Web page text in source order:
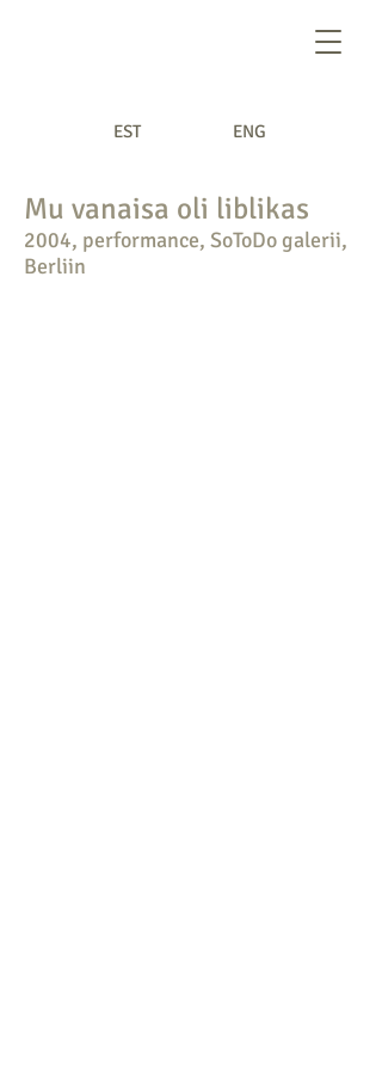
EST
ENG
Mu vanaisa oli liblikas
2004, performance, SoToDo galerii,
Berliin